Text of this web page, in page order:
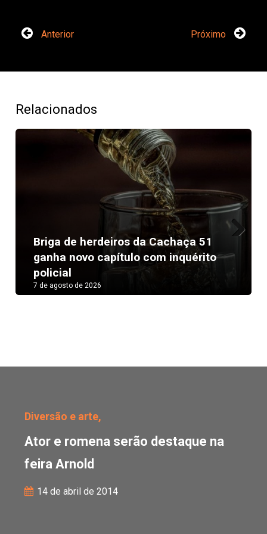
Anterior Próximo
Relacionados
Briga de herdeiros da Cachaça 51
ganha novo capítulo com inquérito
policial
7 de agosto de 2026
Next
Diversão e arte,
Ator e romena serão destaque na
feira Arnold
14 de abril de 2014